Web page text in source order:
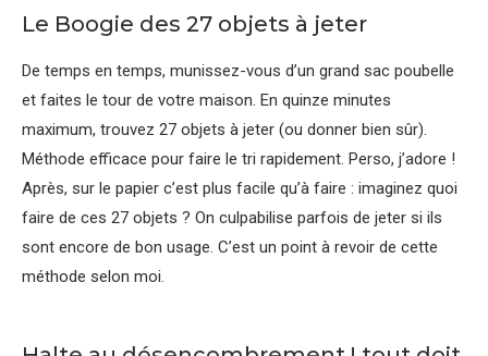
Le Boogie des 27 objets à jeter
De temps en temps, munissez-vous d’un grand sac poubelle
et faites le tour de votre maison. En quinze minutes
maximum, trouvez 27 objets à jeter (ou donner bien sûr).
Méthode efficace pour faire le tri rapidement. Perso, j’adore !
Après, sur le papier c’est plus facile qu’à faire : imaginez quoi
faire de ces 27 objets ? On culpabilise parfois de jeter si ils
sont encore de bon usage. C’est un point à revoir de cette
méthode selon moi.